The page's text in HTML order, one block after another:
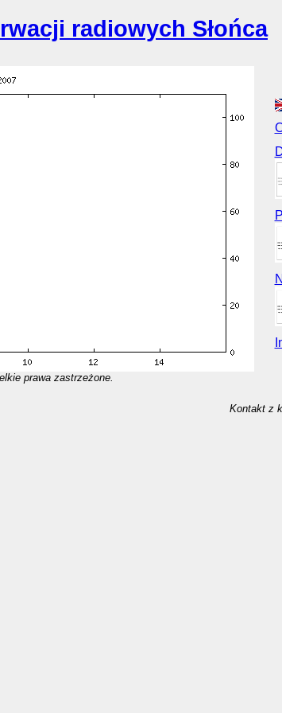
radiowych Słońca
prawa zastrzeżone.
Kontakt z